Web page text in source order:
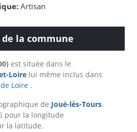
Artisan
la commune
est située dans le
Loire lui même inclus dans
Loire .
de Joué-lès-Tours
pour la longitude
la latitude.